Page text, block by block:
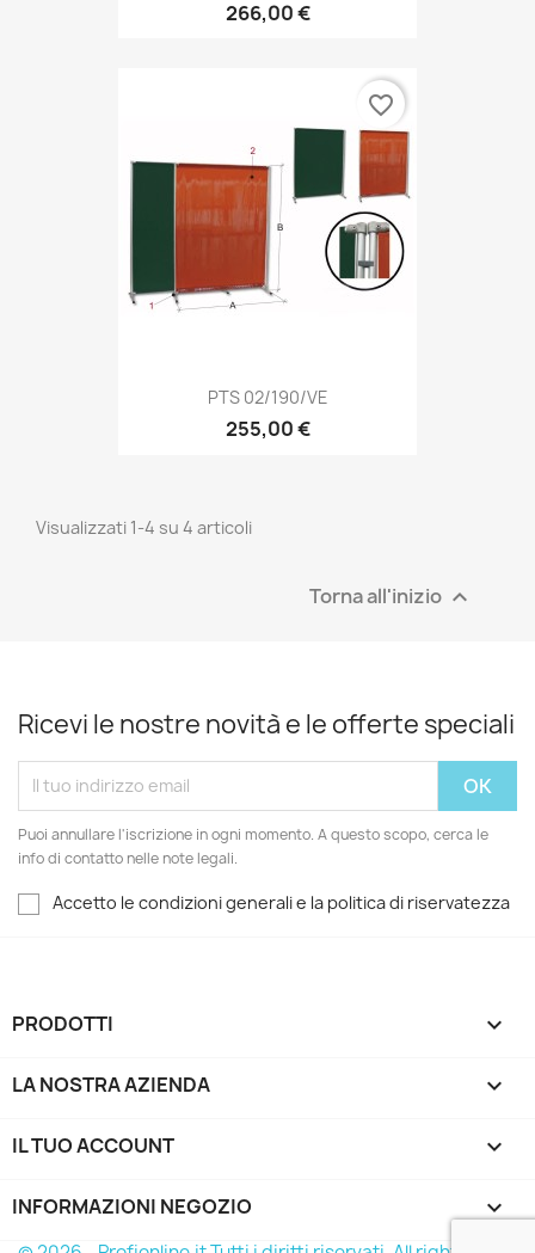
266,00 €
PTS 02/190/VE
255,00 €
favorite_border
Visualizzati 1-4 su 4 articoli
Torna all'inizio 
Ricevi le nostre novità e le offerte speciali
Puoi annullare l'iscrizione in ogni momento. A questo scopo, cerca le
info di contatto nelle note legali.
Accetto le condizioni generali e la politica di riservatezza
PRODOTTI 
LA NOSTRA AZIENDA 
IL TUO ACCOUNT 
INFORMAZIONI NEGOZIO keyboard_arrow_down